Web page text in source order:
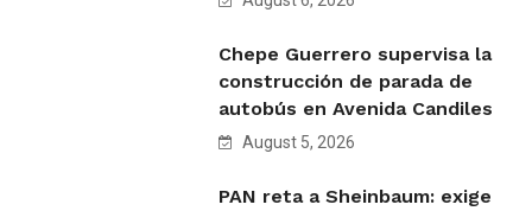
Chepe Guerrero supervisa la
construcción de parada de
autobús en Avenida Candiles
August 5, 2026
PAN reta a Sheinbaum: exige